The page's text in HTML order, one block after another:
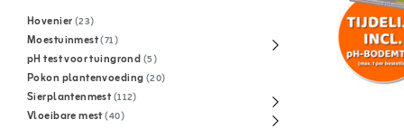
Hovenier(23)
Moestuinmest(71)
pH test voor tuingrond(5)
Pokon plantenvoeding(20)
Sierplantenmest(112)
Vloeibare mest(40)